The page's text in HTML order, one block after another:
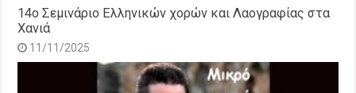
14o Σεμινάριο Ελληνικών χορών και Λαογραφίας στα
Χανιά
11/11/2025